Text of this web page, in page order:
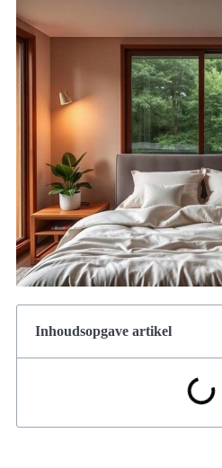
Inhoudsopgave artikel